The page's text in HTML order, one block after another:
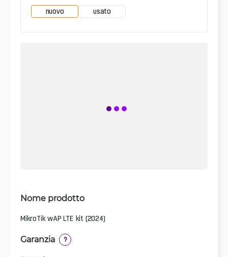
nuovo usato
Nome prodotto
MikroTik wAP LTE kit (2024)
Garanzia ?